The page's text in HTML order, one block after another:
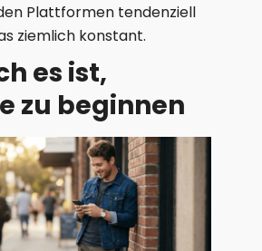
Plattformen tendenziell
ziemlich konstant.
es ist,
zu beginnen